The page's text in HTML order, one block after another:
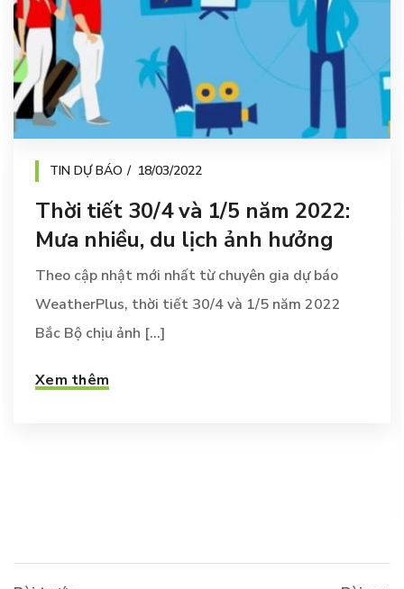
TIN DỰ BÁO 18/03/2022
Thời tiết 30/4 và 1/5 năm 2022:
Mưa nhiều, du lịch ảnh hưởng
Theo cập nhật mới nhất từ chuyên gia dự báo
WeatherPlus, thời tiết 30/4 và 1/5 năm 2022
Bắc Bộ chịu ảnh [...]
Xem thêm